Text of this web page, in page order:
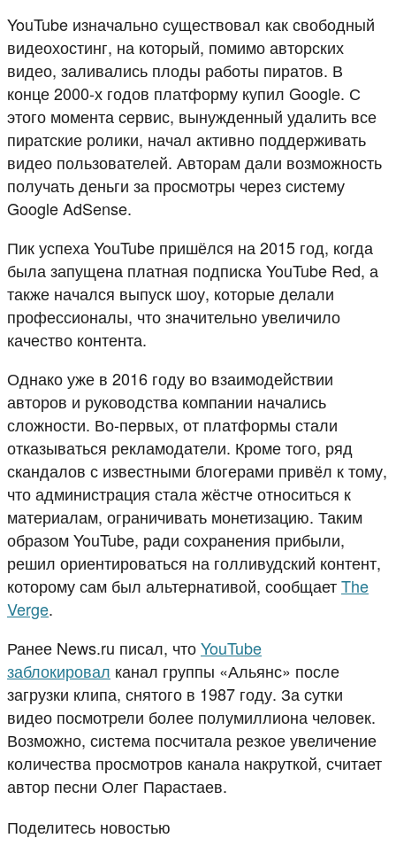
YouTube изначально существовал как свободный
видеохостинг, на который, помимо авторских
видео, заливались плоды работы пиратов. В
конце 2000-х годов платформу купил Google. С
этого момента сервис, вынужденный удалить все
пиратские ролики, начал активно поддерживать
видео пользователей. Авторам дали возможность
получать деньги за просмотры через систему
Google AdSense.
Пик успеха YouTube пришёлся на 2015 год, когда
была запущена платная подписка YouTube Red, а
также начался выпуск шоу, которые делали
профессионалы, что значительно увеличило
качество контента.
Однако уже в 2016 году во взаимодействии
авторов и руководства компании начались
сложности. Во-первых, от платформы стали
отказываться рекламодатели. Кроме того, ряд
скандалов с известными блогерами привёл к тому,
что администрация стала жёстче относиться к
материалам, ограничивать монетизацию. Таким
образом YouTube, ради сохранения прибыли,
решил ориентироваться на голливудский контент,
которому сам был альтернативой, сообщаетThe
Verge.
Ранее News.ru писал, чтоYouTube
заблокировал канал группы «Альянс» после
загрузки клипа, снятого в 1987 году. За сутки
видео посмотрели более полумиллиона человек.
Возможно, система посчитала резкое увеличение
количества просмотров канала накруткой, считает
автор песни Олег Парастаев.
Поделитесь новостью